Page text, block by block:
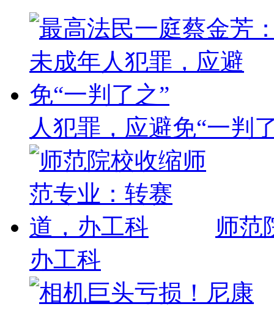
人犯罪，应避免“一判
师范
办工科